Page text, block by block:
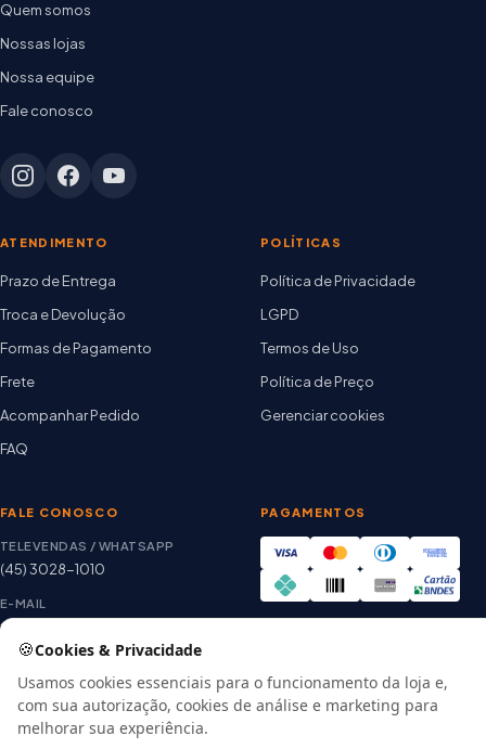
Quem somos
Nossas lojas
Nossa equipe
Fale conosco
ATENDIMENTO
Prazo de Entrega
Troca e Devolução
Formas de Pagamento
Frete
Acompanhar Pedido
FAQ
POLÍTICAS
Política de Privacidade
LGPD
Termos de Uso
Política de Preço
Gerenciar cookies
FALE CONOSCO
TELEVENDAS / WHATSAPP
(45) 3028-1010
E-MAIL
thiago@artetintas.com.br
HORÁRIO
Seg. a Sex. 8h às 18h
Sábado 8h às 12h
PAGAMENTOS
🍪Cookies & Privacidade
Usamos cookies essenciais para o funcionamento da loja e,
com sua autorização, cookies de análise e marketing para
melhorar sua experiência.